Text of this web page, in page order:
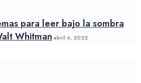
para leer bajo la sombra
Whitman abril 4, 2022